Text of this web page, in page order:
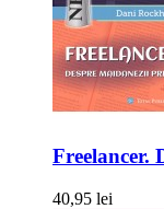
Freelancer.
40,95 lei